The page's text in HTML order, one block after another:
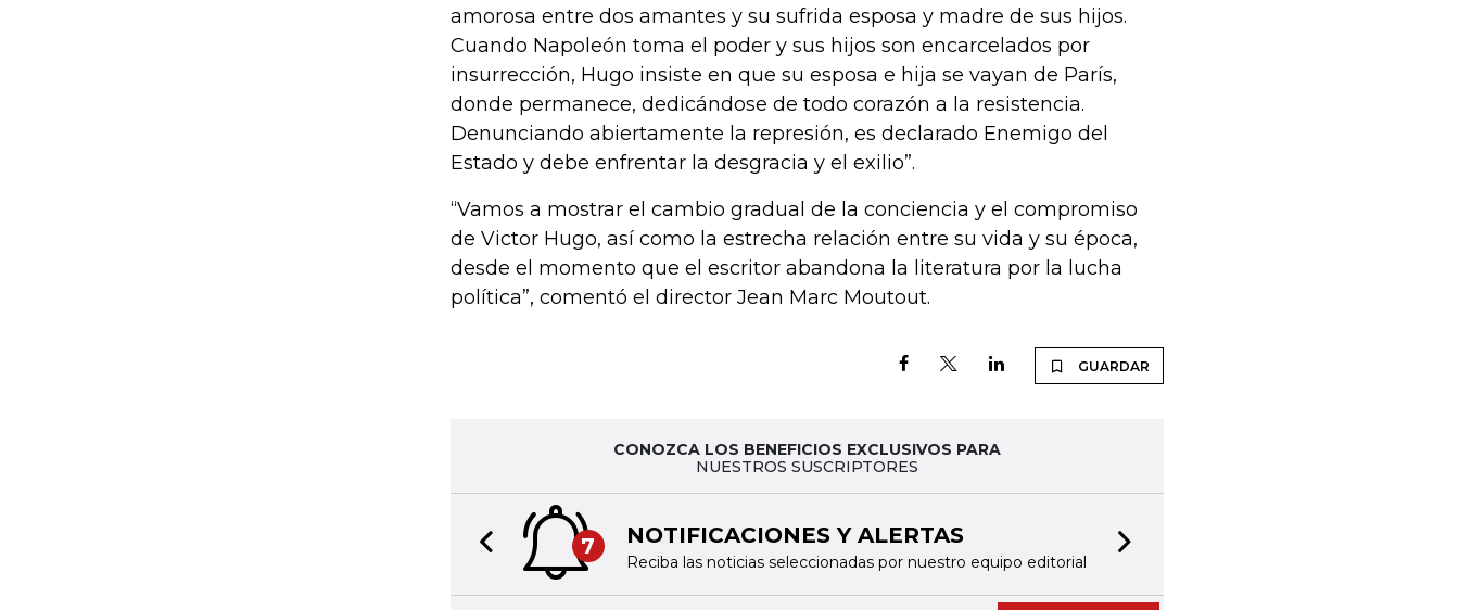
amorosa entre dos amantes y su sufrida esposa y madre de sus hijos.
Cuando Napoleón toma el poder y sus hijos son encarcelados por
insurrección, Hugo insiste en que su esposa e hija se vayan de París,
donde permanece, dedicándose de todo corazón a la resistencia.
Denunciando abiertamente la represión, es declarado Enemigo del
Estado y debe enfrentar la desgracia y el exilio”.
“Vamos a mostrar el cambio gradual de la conciencia y el compromiso
de Victor Hugo, así como la estrecha relación entre su vida y su época,
desde el momento que el escritor abandona la literatura por la lucha
política”, comentó el director Jean Marc Moutout.
GUARDAR
CONOZCA LOS BENEFICIOS EXCLUSIVOS PARA
NUESTROS SUSCRIPTORES
7 NOTIFICACIONES Y ALERTAS
Reciba las noticias seleccionadas por nuestro equipo editorial
Previous slide